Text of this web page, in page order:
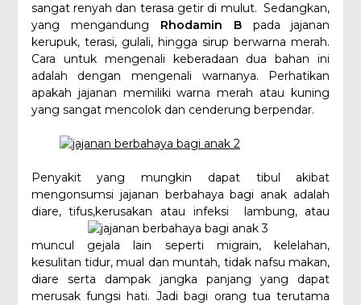
sangat renyah dan terasa getir di mulut. Sedangkan,
yang mengandung Rhodamin Bpada jajanan
kerupuk, terasi, gulali, hingga sirup berwarna merah.
Cara untuk mengenali keberadaan dua bahan ini
adalah dengan mengenali warnanya. Perhatikan
apakah jajanan memiliki warna merah atau kuning
yang sangat mencolok dan cenderung berpendar.
Penyakit yang mungkin dapat tibul akibat
mengonsumsi jajanan berbahaya bagi anak adalah
diare, tifus,kerusakan atau infeksi lambung, atau
muncul gejala lain seperti migrain, kelelahan,
kesulitan tidur, mual dan muntah, tidak nafsu makan,
diare serta dampak jangka panjang yang dapat
merusak fungsi hati. Jadi bagi orang tua terutama